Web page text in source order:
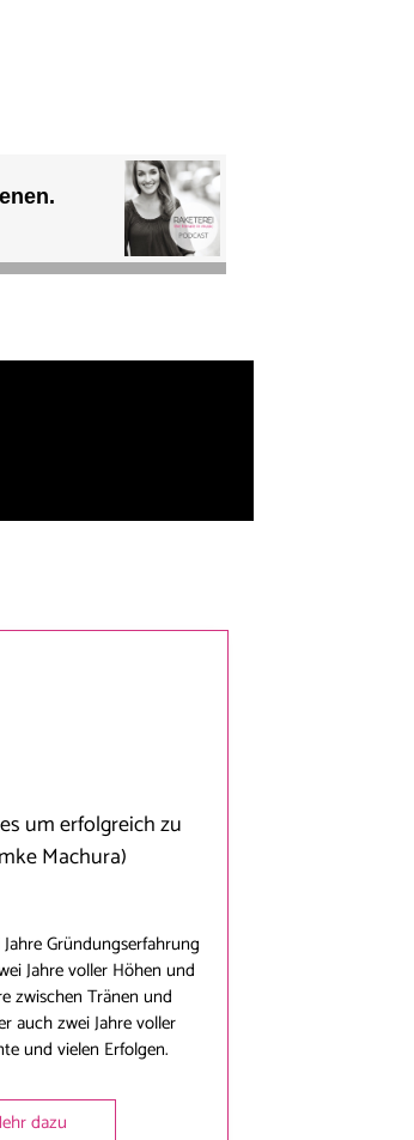
um erfolgreich zu
Machura)
Gründungserfahrung
Jahre voller Höhen und
zwischen Tränen und
auch zwei Jahre voller
und vielen Erfolgen.
dazu